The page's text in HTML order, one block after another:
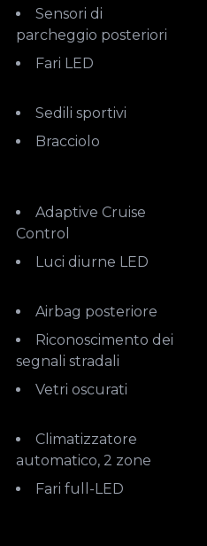
Sensori di
parcheggio posteriori
Fari LED
Sedili sportivi
Bracciolo
Adaptive Cruise
Control
Luci diurne LED
Airbag posteriore
Riconoscimento dei
segnali stradali
Vetri oscurati
Climatizzatore
automatico, 2 zone
Fari full-LED